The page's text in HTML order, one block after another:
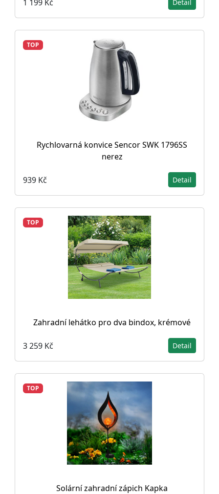
1 199 Kč Detail
TOP
Rychlovarná konvice Sencor SWK 1796SS
nerez
939 Kč Detail
TOP
Zahradní lehátko pro dva bindox, krémové
3 259 Kč Detail
TOP
Solární zahradní zápich Kapka